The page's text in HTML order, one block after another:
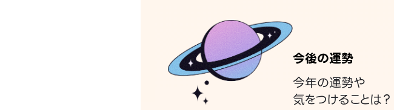
今後の運勢
今年の運勢や
気をつけることは？